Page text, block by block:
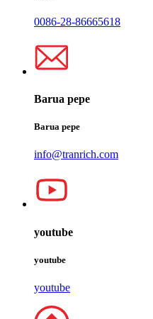
0086-28-86665618
Barua pepe
Barua pepe
info@tranrich.com
youtube
youtube
youtube